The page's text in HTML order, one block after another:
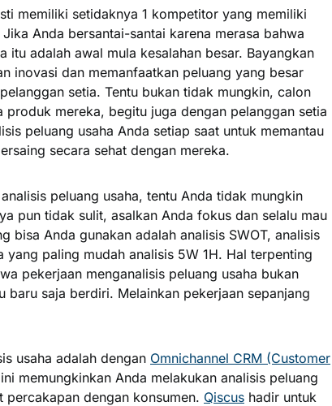
memiliki setidaknya 1 kompetitor yang memiliki
Anda bersantai-santai karena merasa bahwa
itu adalah awal mula kesalahan besar. Bayangkan
inovasi dan memanfaatkan peluang yang besar
setia. Tentu bukan tidak mungkin, calon
mereka, begitu juga dengan pelanggan setia
peluang usaha Anda setiap saat untuk memantau
secara sehat dengan mereka.
peluang usaha, tentu Anda tidak mungkin
pun tidak sulit, asalkan Anda fokus dan selalu mau
bisa Anda gunakan adalah analisis SWOT, analisis
paling mudah analisis 5W 1H. Hal terpenting
pekerjaan menganalisis peluang usaha bukan
baru saja berdiri. Melainkan pekerjaan sepanjang
usaha adalah dengan Omnichannel CRM (Customer
memungkinkan Anda melakukan analisis peluang
dengan konsumen. Qiscus hadir untuk